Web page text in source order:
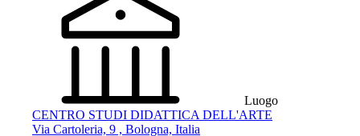
Luogo
CENTRO STUDI DIDATTICA DELL'ARTE
Via Cartoleria, 9 , Bologna, Italia